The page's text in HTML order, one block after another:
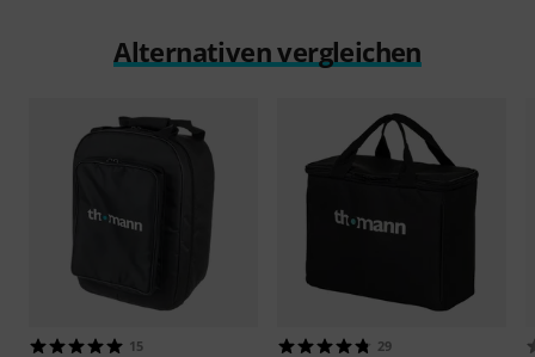
Alternativen vergleichen
15 29